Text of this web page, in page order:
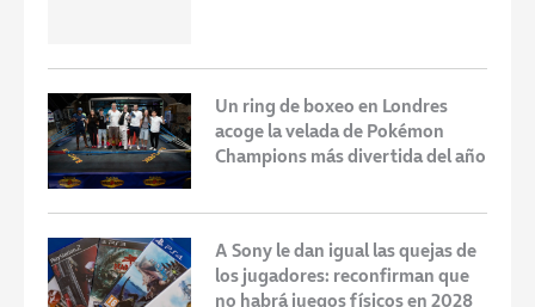
Un ring de boxeo en Londres
acoge la velada de Pokémon
Champions más divertida del año
A Sony le dan igual las quejas de
los jugadores: reconfirman que
no habrá juegos físicos en 2028